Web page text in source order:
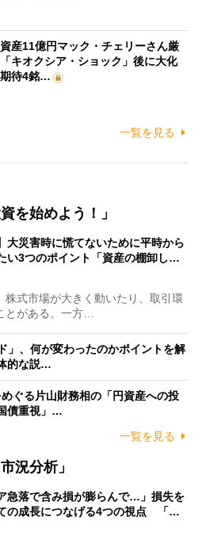
資産11億円マック・チェリーさん厳
キオクシア・ショック」後に大化
待4銘…
一覧を見る
を始めよう！」
大災害時に慌てないために平時から
い3つのポイント「資産の棚卸し…
式市場が大きく動いたり、取引環
とがある。一方…
」、何が変わったのかポイントを解
的な説…
めぐる片山財務相の「円資産への投
債重視」…
一覧を見る
況分析」
急落で含み損が膨らんで…」損失を
の成長につなげる4つの視点 「…